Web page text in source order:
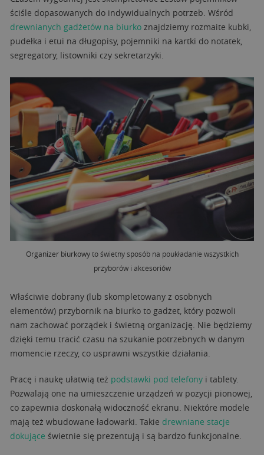
ściśle dopasowanych do indywidualnych potrzeb. Wśród
drewnianych gadżetów na biurko znajdziemy rozmaite kubki,
pudełka i etui na długopisy, pojemniki na kartki do notatek,
segregatory, listowniki czy sekretarzyki.
Organizer biurkowy to świetny sposób na poukładanie wszystkich
przyborów i akcesoriów
Właściwie dobrany (lub skompletowany z osobnych
elementów) przybornik na biurko to gadżet, który pozwoli
nam zachować porządek i świetną organizację. Nie będziemy
dzięki temu tracić czasu na szukanie potrzebnych w danym
momencie rzeczy, co usprawni wszystkie działania.
Pracę i naukę ułatwią też podstawki pod telefony i tablety.
Pozwalają one na umieszczenie urządzeń w pozycji pionowej,
co zapewnia doskonałą widoczność ekranu. Niektóre modele
mają też wbudowane ładowarki. Takie drewniane stacje
dokujące świetnie się prezentują i są bardzo funkcjonalne.